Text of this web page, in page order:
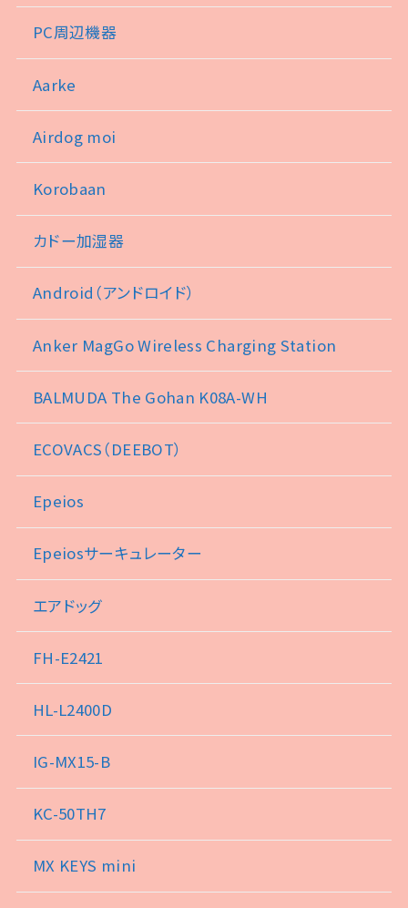
PC周辺機器
Aarke
Airdog moi
Korobaan
カドー加湿器
Android（アンドロイド）
Anker MagGo Wireless Charging Station
BALMUDA The Gohan K08A-WH
ECOVACS（DEEBOT）
Epeios
Epeiosサーキュレーター
エアドッグ
FH-E2421
HL-L2400D
IG-MX15-B
KC-50TH7
MX KEYS mini